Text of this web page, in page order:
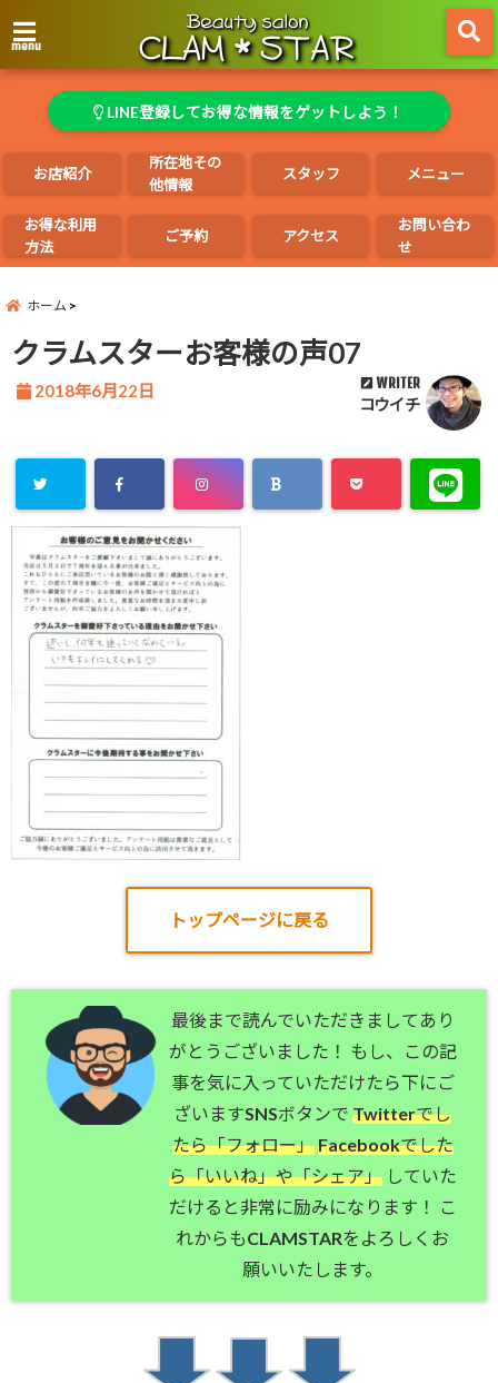
menu
LINE登録してお得な情報をゲットしよう！
お店紹介
所在地その
他情報
スタッフ メニュー
お得な利用
方法
ご予約 アクセス
お問い合わ
せ
ホーム
クラムスターお客様の声07
2018年6月22日 WRITER
コウイチ
トップページに戻る
最後まで読んでいただきましてあり
がとうございました！ もし、この記
事を気に入っていただけたら下にご
ざいますSNSボタンでTwitterでし
たら「フォロー」Facebookでした
ら「いいね」や「シェア」していた
だけると非常に励みになります！ こ
れからもCLAMSTARをよろしくお
願いいたします。